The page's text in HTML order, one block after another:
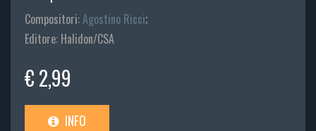
Compositori:Agostino Ricci;
Editore: Halidon/CSA
€ 2,99
INFO